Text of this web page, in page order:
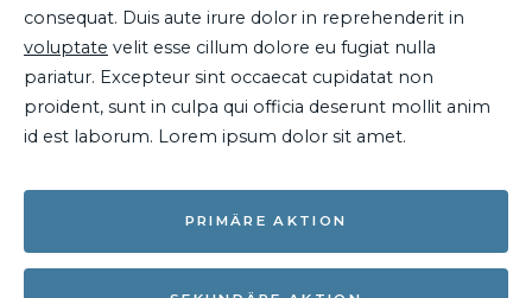
consequat. Duis aute irure dolor in reprehenderit in
voluptate velit esse cillum dolore eu fugiat nulla
pariatur. Excepteur sint occaecat cupidatat non
proident, sunt in culpa qui officia deserunt mollit anim
id est laborum. Lorem ipsum dolor sit amet.
PRIMÄRE AKTION